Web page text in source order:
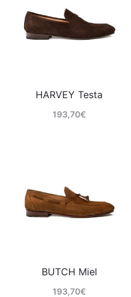
HARVEY Testa
193,70€
BUTCH Miel
193,70€